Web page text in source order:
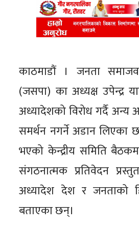
काठमाडौं । जनता
(जसपा) का अध्यक्ष उपेन्द्र
अध्यादेशको विरोध गर्दै अन्य
समर्थन नगर्ने अडान
भएको केन्द्रीय समिति
संगठनात्मक प्रतिवेदन
अध्यादेश देश र जनताको
बताएका छन्।